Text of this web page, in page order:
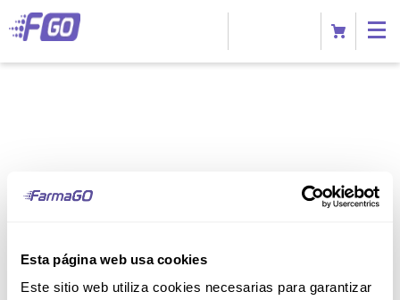
Esta página web usa cookies
Este sitio web utiliza cookies necesarias para garantizar